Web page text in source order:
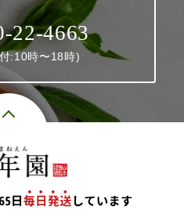
22-4663
:10時〜18時)